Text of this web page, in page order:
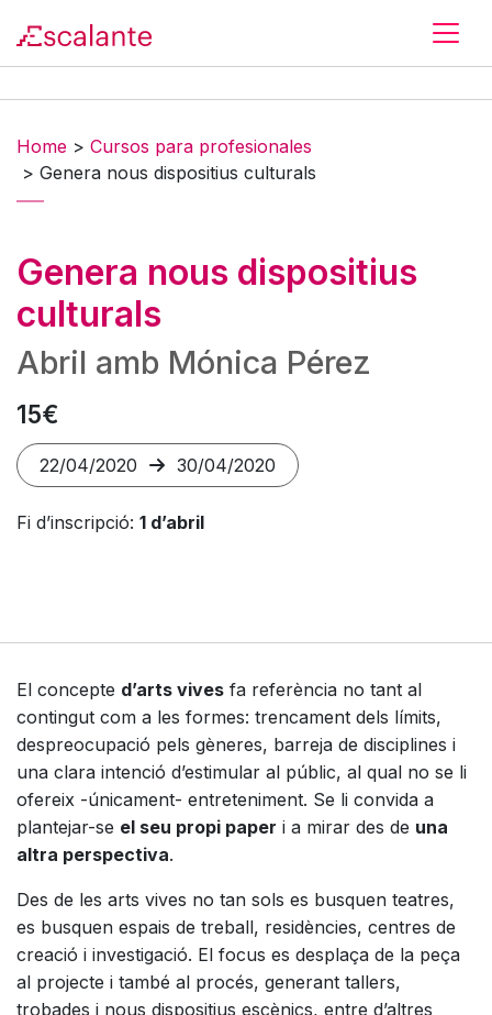
Home > Cursos para profesionales
> Genera nous dispositius culturals
Genera nous dispositius
culturals
Abril amb Mónica Pérez
15€
22/04/2020 30/04/2020
Fi d’inscripció: 1 d’abril
El concepte d’arts vives fa referència no tant al
contingut com a les formes: trencament dels límits,
despreocupació pels gèneres, barreja de disciplines i
una clara intenció d’estimular al públic, al qual no se li
ofereix -únicament- entreteniment. Se li convida a
plantejar-se el seu propi paper i a mirar des de una
altra perspectiva.
Des de les arts vives no tan sols es busquen teatres,
es busquen espais de treball, residències, centres de
creació i investigació. El focus es desplaça de la peça
al projecte i també al procés, generant tallers,
trobades i nous dispositius escènics, entre d’altres